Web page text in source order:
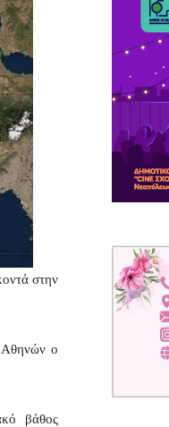
στην
Αθηνών ο
βάθος